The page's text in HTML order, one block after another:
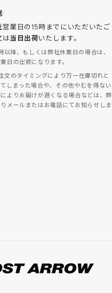
営業日の15時までにいただいたご
は当日出荷いたします。
以降、もしくは弊社休業日の場合は、
日の出荷になります。
文のタイミングにより万一在庫切れと
しまった場合や、その他やむを得ない
よりお届けが遅くなる場合などは、弊
メールまたはお電話にてお知らせしま